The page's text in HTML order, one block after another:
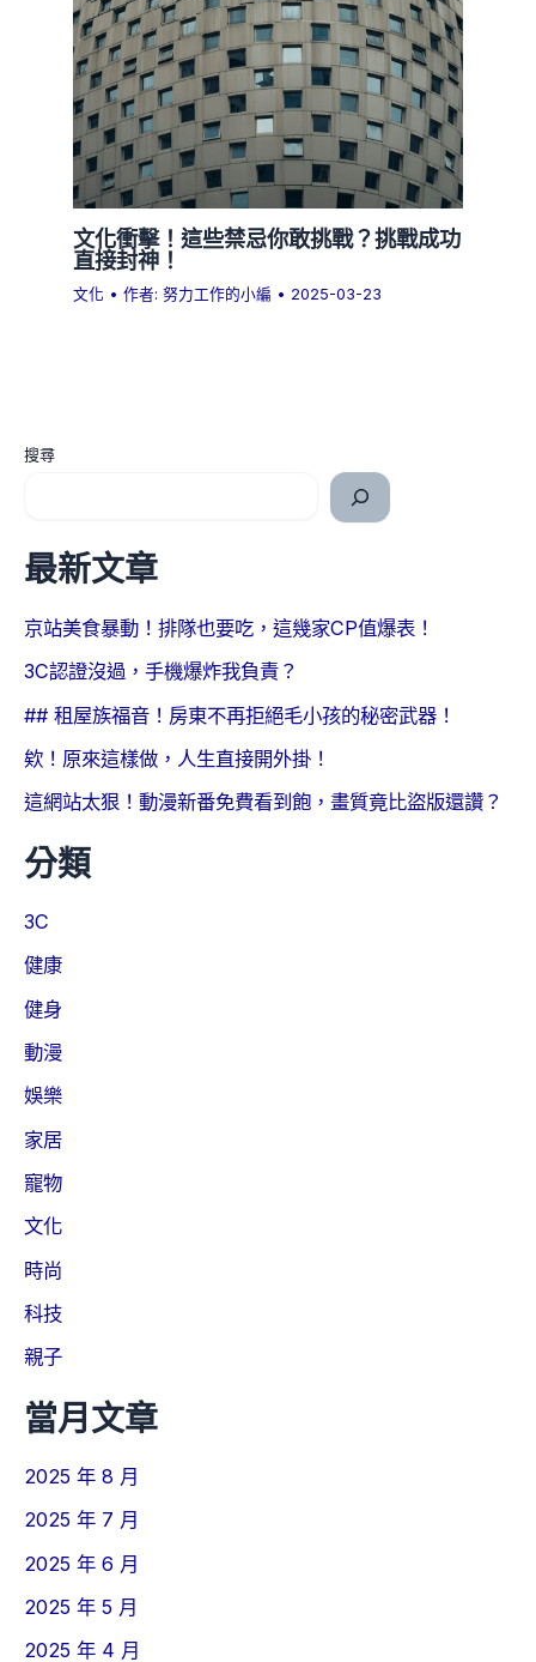
文化衝擊！這些禁忌你敢挑戰？挑戰成功
直接封神！
文化 • 作者:努力工作的小編 • 2025-03-23
搜尋
最新文章
京站美食暴動！排隊也要吃，這幾家CP值爆表！
3C認證沒過，手機爆炸我負責？
## 租屋族福音！房東不再拒絕毛小孩的秘密武器！
欸！原來這樣做，人生直接開外掛！
這網站太狠！動漫新番免費看到飽，畫質竟比盜版還讚？
分類
3C
健康
健身
動漫
娛樂
家居
寵物
文化
時尚
科技
親子
當月文章
2025 年 8 月
2025 年 7 月
2025 年 6 月
2025 年 5 月
2025 年 4 月